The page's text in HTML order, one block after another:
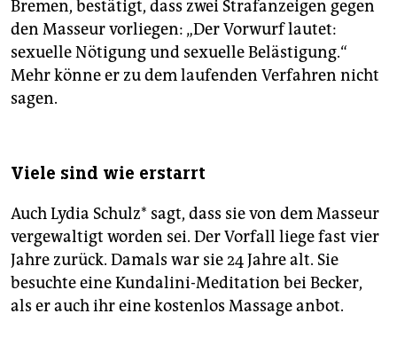
Bremen, bestätigt, dass zwei Strafanzeigen gegen
den Masseur vorliegen: „Der Vorwurf lautet:
sexuelle Nötigung und sexuelle Belästigung.“
Mehr könne er zu dem laufenden Verfahren nicht
sagen.
Viele sind wie erstarrt
Auch Lydia Schulz* sagt, dass sie von dem Masseur
vergewaltigt worden sei. Der Vorfall liege fast vier
Jahre zurück. Damals war sie 24 Jahre alt. Sie
besuchte eine Kundalini-Meditation bei Becker,
als er auch ihr eine kostenlos Massage anbot.